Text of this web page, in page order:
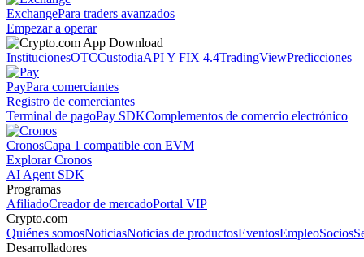
ExchangePara traders avanzados
Empezar a operar
InstitucionesOTCCustodiaAPI Y FIX 4.4TradingViewPredicciones
PayPara comerciantes
Registro de comerciantes
Terminal de pagoPay SDKComplementos de comercio electrónico
CronosCapa 1 compatible con EVM
Explorar Cronos
AI Agent SDK
Programas
AfiliadoCreador de mercadoPortal VIP
Crypto.com
Quiénes somosNoticiasNoticias de productosEventosEmpleoSocios
Desarrolladores